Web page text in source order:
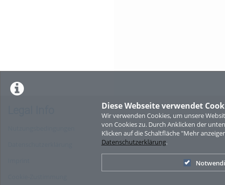
Diese Webseite verwendet
Wir verwenden Cookies, um unsere
von Cookies zu. Durch Anklicken der
Klicken auf die Schaltfläche "Mehr
Datenschutzerklärung.